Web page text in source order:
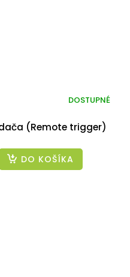
(Remote trigger)
DOSTUPNÉ
DO KOŠÍKA